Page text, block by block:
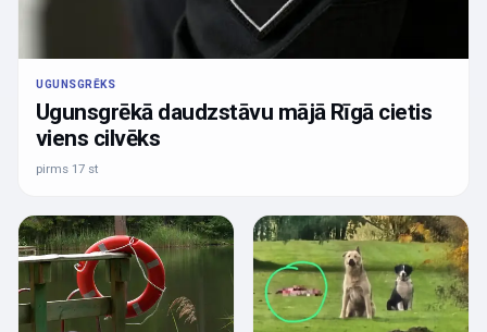
UGUNSGRĒKS
Ugunsgrēkā daudzstāvu mājā Rīgā cietis
viens cilvēks
pirms 17 st